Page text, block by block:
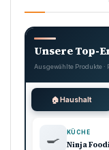
Unsere Top-
Ausgewählte Produkte ·
🏠 Haushalt
🍳 KÜCHE
Ninja